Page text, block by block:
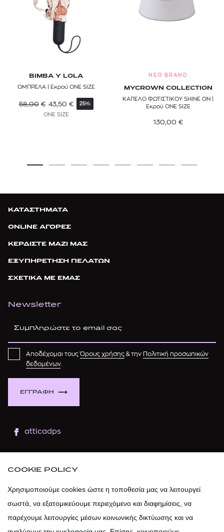
BIMBA Y LOLA
ΟΜΠΡΕΛΑ | Εκρού ONE SIZE
58,00 € 43,50 € 25%
ONE SIZE
NEO BRAND
MYCROWN COLLECTION
ΚΑΠΕΛΟ ΦΩΤΙΣΤΙΚΟΥ SHINE ON |
Εκρού ONE SIZE
130,00 €
ΚΑΤΑΣΤΗΜΑΤΑ
ONLINE ΑΓΟΡΕΣ
ΚΕΡΔΙΣΤΕ ΜΑΖΙ ΜΑΣ
ΕΞΥΠΗΡΕΤΗΣΗ ΠΕΛΑΤΩΝ
ΣΧΕΤΙΚΑ ΜΕ ΕΜΑΣ
Newsletter
ΕΓΓΡΑΦΗ
Αποδέχομαι τουςΌρους χρήσης & την
Πολιτική προσωπικών
δεδομένων.
atticadps
atticadps
COOKIE POLICY
Χρησιμοποιούμε cookies ώστε η τοποθεσία μας να λειτουργεί
σωστά, να εξατομικεύουμε περιεχόμενο και διαφημίσεις, να
παρέχουμε λειτουργίες μέσων κοινωνικής δικτύωσης και να